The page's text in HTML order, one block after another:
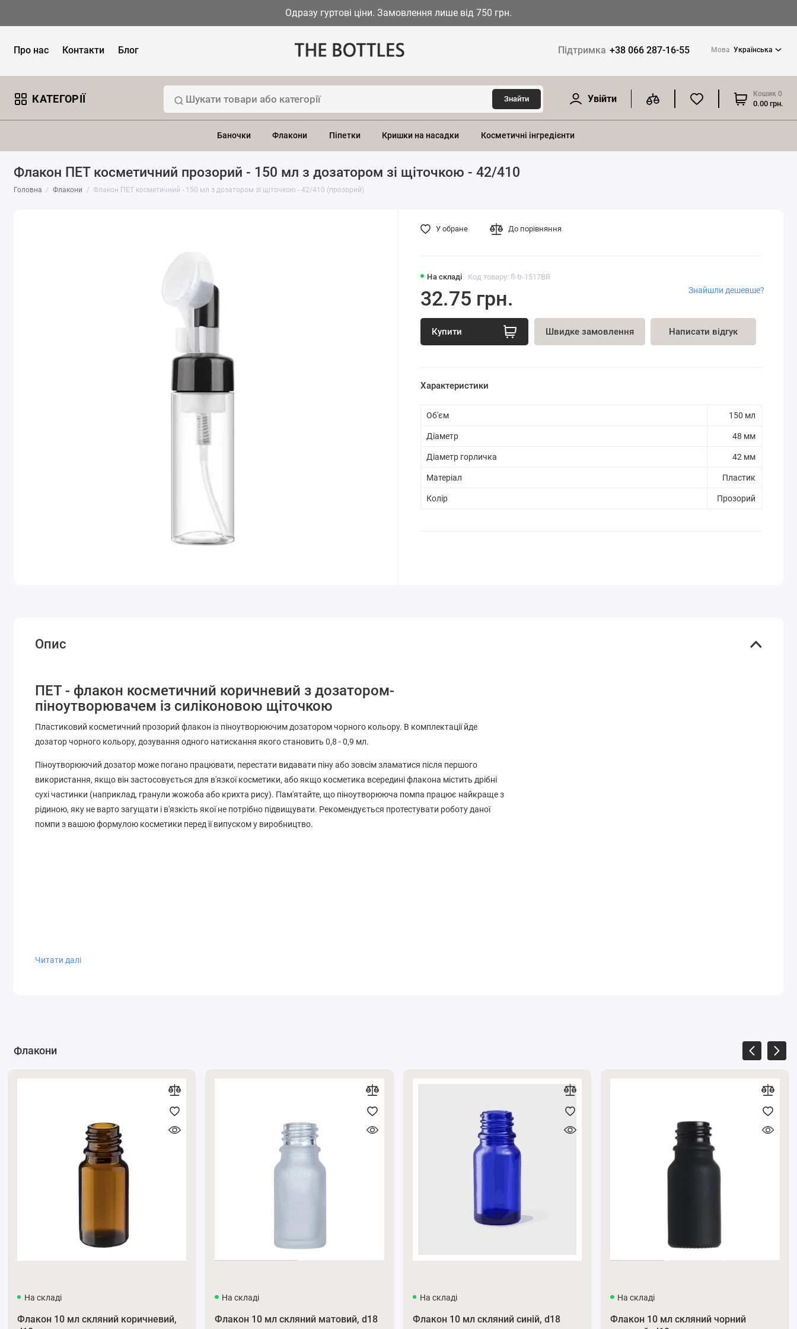
Одразу гуртові ціни. Замовлення лише від 750 грн.
Про нас Контакти Блог Підтримка +38 066 287-16-55 Мова Українська
КАТЕГОРІЇ Знайти Увійти Кошик 0
0.00 грн.
Баночки Флакони Піпетки Кришки на насадки Косметичні інгредієнти
Флакон ПЕТ косметичний прозорий - 150 мл з дозатором зі щіточкою - 42/410
Головна Флакони Флакон ПЕТ косметичний - 150 мл з дозатором зі щіточкою - 42/410 (прозорий)
На складі Код товару: fl-tr-1517BR
32.75 грн.
Купити Швидке замовлення Написати відгук
Знайшли дешевше?
У обране До порівняння
Характеристики
Об'єм 150 мл
Діаметр 48 мм
Діаметр горличка 42 мм
Матеріал Пластик
Колір Прозорий
Опис
ПЕТ - флакон косметичний коричневий з дозатором-
піноутворювачем із силіконовою щіточкою
Пластиковий косметичний прозорий флакон із піноутворюючим дозатором чорного кольору. В комплектації йде
дозатор чорного кольору, дозування одного натискання якого становить 0,8 - 0,9 мл.
Піноутворюючий дозатор може погано працювати, перестати видавати піну або зовсім зламатися після першого
використання, якщо він застосовується для в'язкої косметики, або якщо косметика всередині флакона містить дрібні
сухі частинки (наприклад, гранули жожоба або крихта рису). Пам'ятайте, що піноутворююча помпа працює найкраще з
рідиною, яку не варто загущати і в'язкість якої не потрібно підвищувати. Рекомендується протестувати роботу даної
помпи з вашою формулою косметики перед її випуском у виробництво.
М'які щетинки щітки ніжно відлущують відмерлі клітини шкіри, роблячи її більш гладкою та сяючою. Це також сприяє
кращому проникненню інших доглядових засобів.
Читати далі
Флакони
На складі
Флакон 10 мл скляний коричневий,
На складі
Флакон 10 мл скляний матовий, d18
На складі
Флакон 10 мл скляний синій, d18
На складі
Флакон 10 мл скляний чорний